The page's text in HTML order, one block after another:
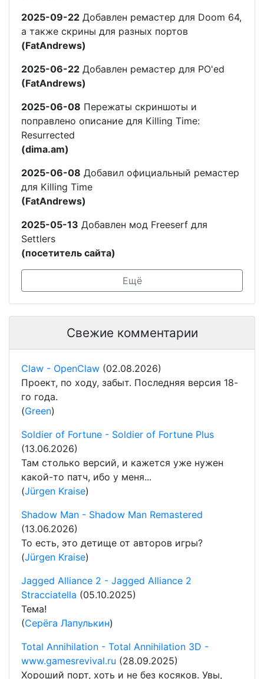
2025-09-22 Добавлен ремастер для Doom 64,
а также скрины для разных портов
(FatAndrews)
2025-06-22 Добавлен ремастер для PO'ed
(FatAndrews)
2025-06-08 Пережаты скриншоты и
поправлено описание для Killing Time:
Resurrected
(dima.am)
2025-06-08 Добавил официальный ремастер
для Killing Time
(FatAndrews)
2025-05-13 Добавлен мод Freeserf для
Settlers
(посетитель сайта)
Ещё
Свежие комментарии
Claw - OpenClaw (02.08.2026)
Проект, по ходу, забыт. Последняя версия 18-
го года.
(Green)
Soldier of Fortune - Soldier of Fortune Plus
(13.06.2026)
Там столько версий, и кажется уже нужен
какой-то патч, ибо у меня...
(Jürgen Kraise)
Shadow Man - Shadow Man Remastered
(13.06.2026)
То есть, это детище от авторов игры?
(Jürgen Kraise)
Jagged Alliance 2 - Jagged Alliance 2
Stracciatella (05.10.2025)
Тема!
(Серёга Лапулькин)
Total Annihilation - Total Annihilation 3D -
www.gamesrevival.ru (28.09.2025)
Хороший порт, хоть и не без косяков. Увы,